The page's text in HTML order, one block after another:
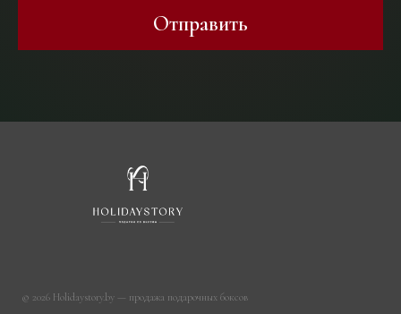
Отправить
© 2026 Holidaystory.by — продажа подарочных боксов